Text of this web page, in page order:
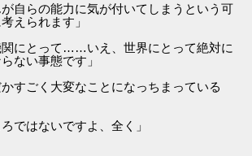
自らの能力に気が付いてしまうという可
えられます」
関にとって……いえ、世界にとって絶対に
ない事態です」
すごく大変なことになっちまっている
ではないですよ、全く」